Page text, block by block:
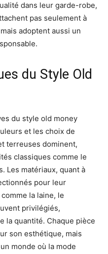
dans leur garde-robe,
pas seulement à
adoptent aussi un
du Style Old
du style old money
et les choix de
terreuses dominent,
classiques comme le
Les matériaux, quant à
pour leur
la laine, le
privilégiés,
la quantité. Chaque pièce
son esthétique, mais
monde où la mode